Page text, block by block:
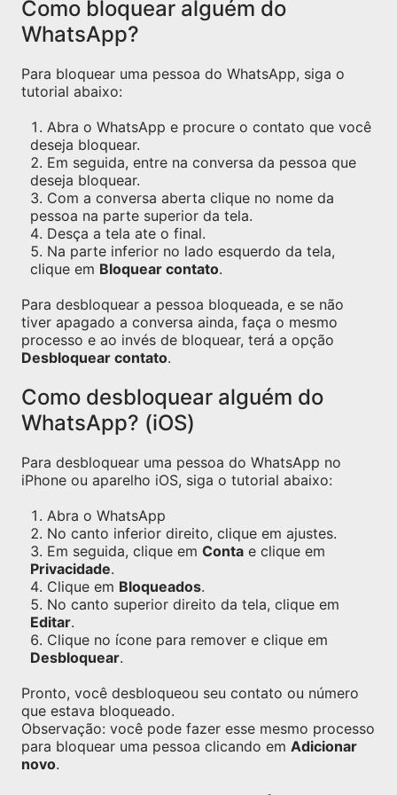
Como bloquear alguém do
WhatsApp?
Para bloquear uma pessoa do WhatsApp, siga o
tutorial abaixo:
Abra o WhatsApp e procure o contato que você
deseja bloquear.
Em seguida, entre na conversa da pessoa que
deseja bloquear.
Com a conversa aberta clique no nome da
pessoa na parte superior da tela.
Desça a tela ate o final.
Na parte inferior no lado esquerdo da tela,
clique em Bloquear contato.
Para desbloquear a pessoa bloqueada, e se não
tiver apagado a conversa ainda, faça o mesmo
processo e ao invés de bloquear, terá a opção
Desbloquear contato.
Como desbloquear alguém do
WhatsApp? (iOS)
Para desbloquear uma pessoa do WhatsApp no
iPhone ou aparelho iOS, siga o tutorial abaixo:
Abra o WhatsApp
No canto inferior direito, clique em ajustes.
Em seguida, clique em Conta e clique em
Privacidade.
Clique em Bloqueados.
No canto superior direito da tela, clique em
Editar.
Clique no ícone para remover e clique em
Desbloquear.
Pronto, você desbloqueou seu contato ou número
que estava bloqueado.
Observação: você pode fazer esse mesmo processo
para bloquear uma pessoa clicando em Adicionar
novo.